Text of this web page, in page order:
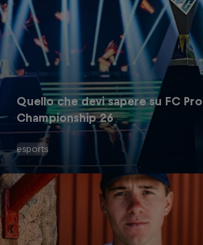
Quello che devi sapere su FC
Championship 26
esports